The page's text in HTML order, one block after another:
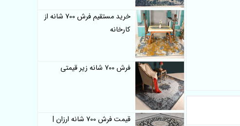
خرید مستقیم فرش 700 شانه از
کارخانه
فرش 700 شانه زیر قیمتی
قیمت فرش 700 شانه ارزان |